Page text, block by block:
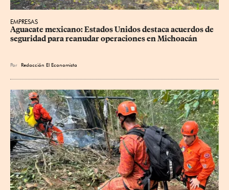
EMPRESAS
Aguacate mexicano: Estados Unidos destaca acuerdos de
seguridad para reanudar operaciones en Michoacán
Por Redacción El Economista